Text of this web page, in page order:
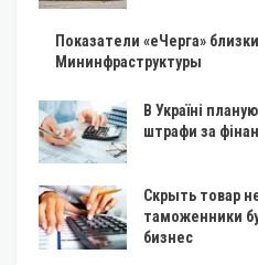
Показатели «еЧерга»
Мининфраструктуры
В Україні
штрафи за
Скрыть товар
таможенники
бизнес